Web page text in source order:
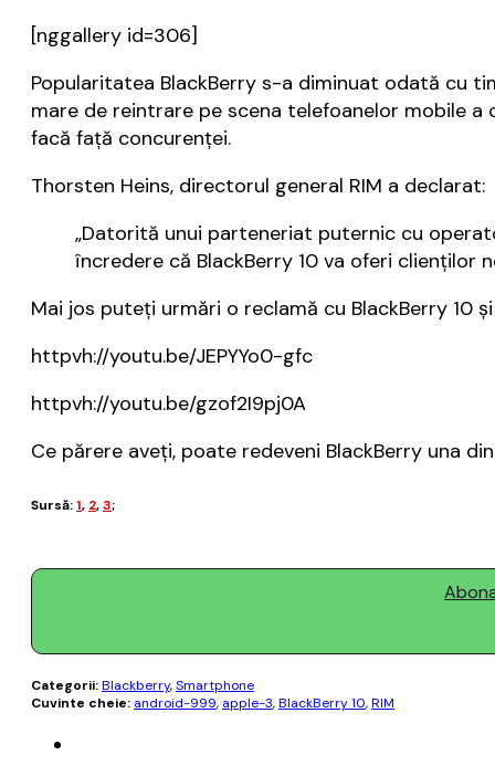
[nggallery id=306]
Popularitatea BlackBerry s-a diminuat odată cu
mare de reintrare pe scena telefoanelor mobile
facă față concurenței.
Thorsten Heins, directorul general RIM a declarat:
„Datorită unui parteneriat puternic cu
încredere că BlackBerry 10 va oferi clienților
Mai jos puteți urmări o reclamă cu BlackBerry 10
httpvh://youtu.be/JEPYYo0-gfc
httpvh://youtu.be/gzof2I9pj0A
Ce părere aveți, poate redeveni BlackBerry una
Sursă:1, 2,3;
Categorii:Blackberry,Smartphone
Cuvinte cheie: android-999, apple-3,BlackBerry 10,RIM